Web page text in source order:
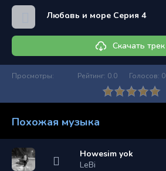
Любовь и море Серия 4
Скачать трек
Просмотры: Рейтинг: 0.0 Голосов: 0
Похожая музыка
Howesim yok
LeBi